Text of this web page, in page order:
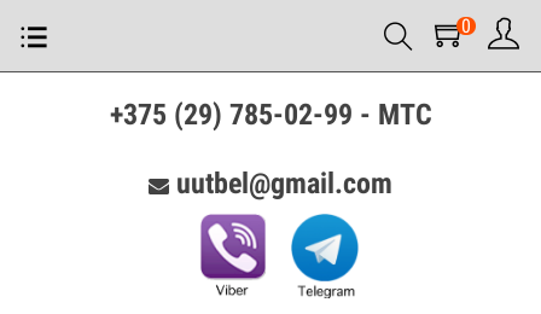
0
+375 (29) 785-02-99 - МТС
uutbel@gmail.com